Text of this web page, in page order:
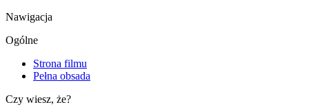
Nawigacja
Ogólne
Strona filmu
Pełna obsada
Czy wiesz, że?